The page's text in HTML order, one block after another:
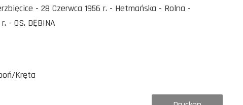
- 28 Czerwca 1956 r. - Hetmańska - Rolna -
- OS. DĘBINA
Kręta